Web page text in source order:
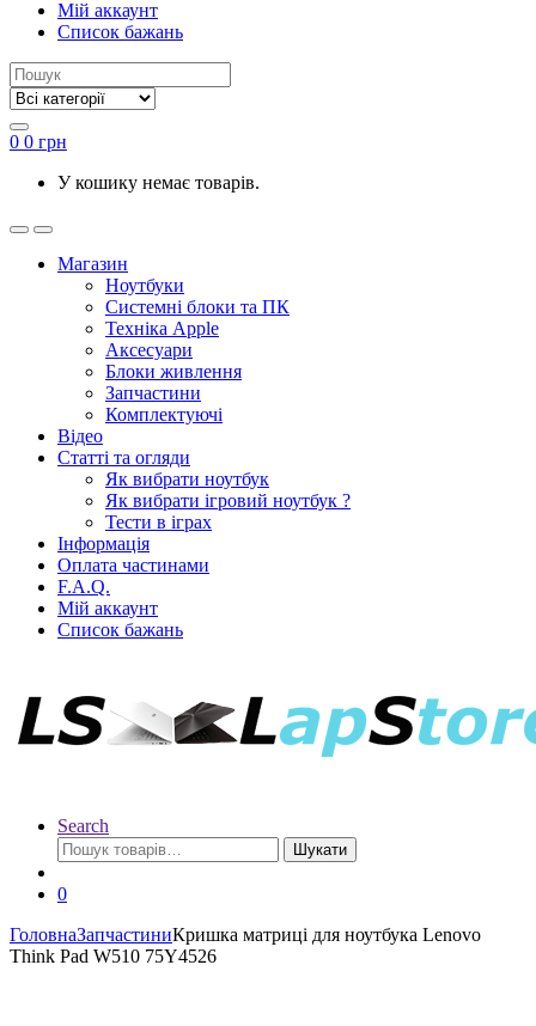
Мій аккаунт
Список бажань
0 0 грн
У кошику немає товарів.
Магазин
Ноутбуки
Системні блоки та ПК
Техніка Apple
Аксесуари
Блоки живлення
Запчастини
Комплектуючі
Відео
Статті та огляди
Як вибрати ноутбук
Як вибрати ігровий ноутбук ?
Тести в іграх
Інформація
Оплата частинами
F.A.Q.
Мій аккаунт
Список бажань
Search
Шукати
0
ГоловнаЗапчастиниКришка матриці для ноутбука Lenovo
Think Pad W510 75Y4526